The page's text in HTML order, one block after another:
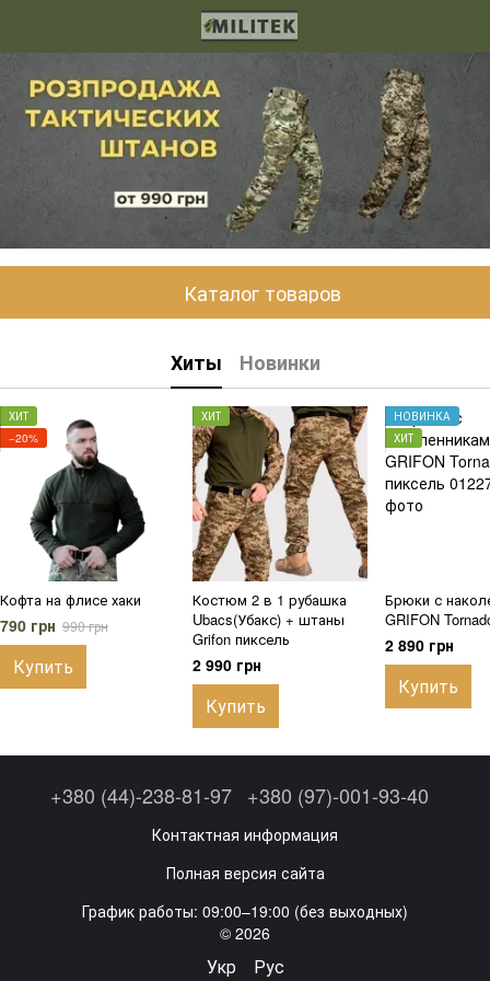
Каталог товаров
Хиты Новинки
ХИТ
−20%
Кофта на флисе хаки
790 грн 990 грн
Купить
ХИТ
Костюм 2 в 1 рубашка
Ubacs(Убакс) + штаны
Grifon пиксель
2 990 грн
Купить
НОВИНКА
ХИТ
Брюки с
GRIFON
2 890 грн
Купить
+380 (44)-238-81-97 +380 (97)-001-93-40
Контактная информация
Полная версия сайта
График работы: 09:00–19:00 (без выходных)
© 2026
Укр Рус